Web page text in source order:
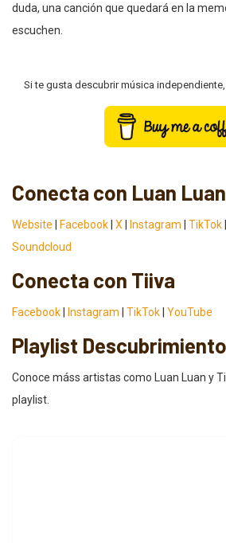
duda, una canción que quedará en la
escuchen.
Si te gusta descubrir música
Conecta con Luan Luan
Website Facebook X Instagram TikTok
Soundcloud
Conecta con Tiiva
Facebook Instagram TikTok YouTube
Playlist
Conoce máss artistas como Luan Luan y
playlist.